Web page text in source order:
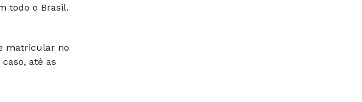
todo o Brasil.
matricular no
até as